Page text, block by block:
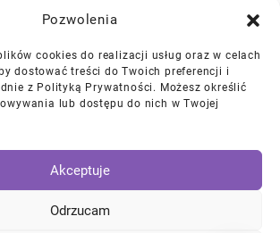
Pozwolenia
cookies do realizacji usług oraz w celach
dostować treści do Twoich preferencji i
z Polityką Prywatności. Możesz określić
lub dostępu do nich w Twojej
Akceptuje
Odrzucam
Samochodowe z Gwarancją Dożywotnią!*
Gwarancja i Zwroty
Polityka Prywatności
Regulamin/Ciasteczka
Instagram
Facebook
YouTube
Mail